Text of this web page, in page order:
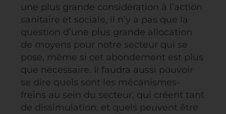
une plus grande considération à l’action
sanitaire et sociale, il n’y a pas que la
question d’une plus grande allocation
de moyens pour notre secteur qui se
pose, même si cet abondement est plus
que nécessaire. Il faudra aussi pouvoir
se dire quels sont les mécanismes-
freins au sein du secteur, qui créent tant
de dissimulation, et quels peuvent être